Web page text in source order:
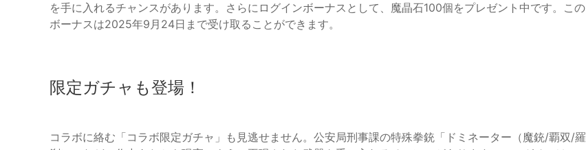
を手に入れるチャンスがあります。さらにログインボーナスとして、魔晶石100個をプレゼント中です。この
ボーナスは2025年9月24日まで受け取ることができます。
限定ガチャも登場！
コラボに絡む「コラボ限定ガチャ」も見逃せません。公安局刑事課の特殊拳銃「ドミネーター（魔銃/覇双/羅